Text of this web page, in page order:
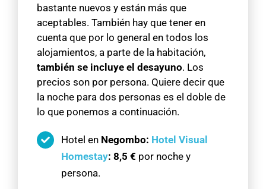
bastante nuevos y están más que
aceptables. También hay que tener en
cuenta que por lo general en todos los
alojamientos, a parte de la habitación,
también se incluye el desayuno. Los
precios son por persona. Quiere decir que
la noche para dos personas es el doble de
lo que ponemos a continuación.
Hotel en Negombo: Hotel Visual
Homestay: 8,5 € por noche y
persona.